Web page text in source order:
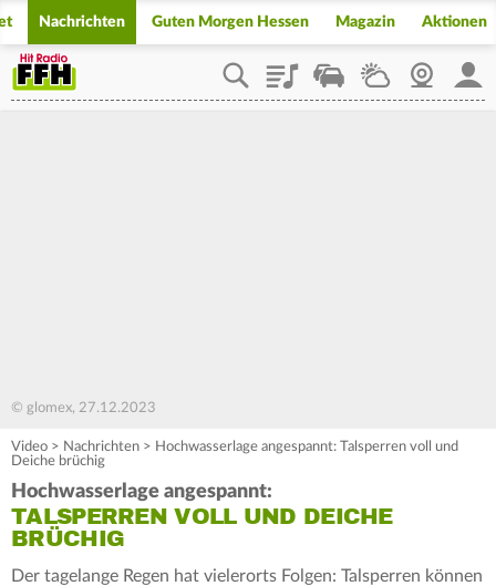
Nachrichten Guten Morgen Hessen Magazin Aktionen
PlaylistStaupilotWetterWebcam
© glomex, 27.12.2023
Video > Nachrichten > Hochwasserlage angespannt: Talsperren voll und
Deiche brüchig
Hochwasserlage angespannt:
TALSPERREN VOLL UND DEICHE
BRÜCHIG
Der tagelange Regen hat vielerorts Folgen: Talsperren können